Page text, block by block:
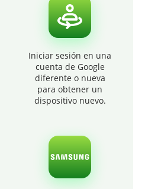
Iniciar sesión en una
cuenta de Google
diferente o nueva
para obtener un
dispositivo nuevo.